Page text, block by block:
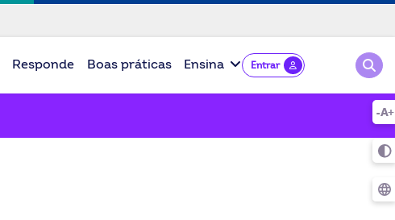
Responde Boas práticas Ensina Entrar